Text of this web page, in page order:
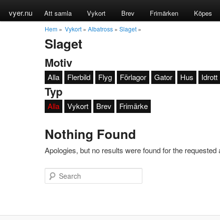
vyer.nu Att samla Vykort Brev Frimärken Köpes
Hem » Vykort » Albatross » Slaget »
Slaget
Motiv
Alla Flerbild Flyg Förlagor Gator Hus Idrott
Typ
Alla Vykort Brev Frimärke
Nothing Found
Apologies, but no results were found for the
Search